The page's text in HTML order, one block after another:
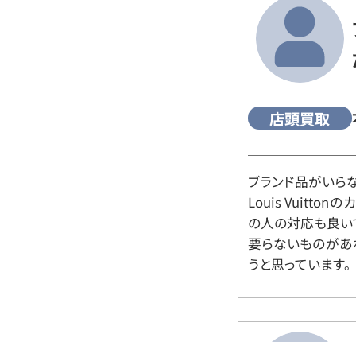
店頭買取
ブランド品がいら
Louis Vuittonの
の人の対応も良い
要らないものがあ
うと思っています。